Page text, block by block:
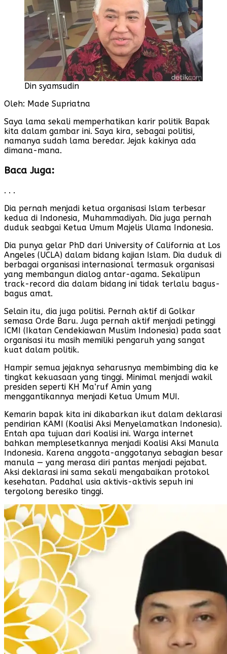
Din syamsudin
Oleh: Made Supriatna
Saya lama sekali memperhatikan karir politik Bapak
kita dalam gambar ini. Saya kira, sebagai politisi,
namanya sudah lama beredar. Jejak kakinya ada
dimana-mana.
Baca Juga:
. . .
Dia pernah menjadi ketua organisasi Islam terbesar
kedua di Indonesia, Muhammadiyah. Dia juga pernah
duduk seabgai Ketua Umum Majelis Ulama Indonesia.
Dia punya gelar PhD dari University of California at Los
Angeles (UCLA) dalam bidang kajian Islam. Dia duduk di
berbagai organisasi internasional termasuk organisasi
yang membangun dialog antar-agama. Sekalipun
track-record dia dalam bidang ini tidak terlalu bagus-
bagus amat.
Selain itu, dia juga politisi. Pernah aktif di Golkar
semasa Orde Baru. Juga pernah aktif menjadi petinggi
ICMI (Ikatan Cendekiawan Muslim Indonesia) pada saat
organisasi itu masih memiliki pengaruh yang sangat
kuat dalam politik.
Hampir semua jejaknya seharusnya membimbing dia ke
tingkat kekuasaan yang tinggi. Minimal menjadi wakil
presiden seperti KH Ma’ruf Amin yang
menggantikannya menjadi Ketua Umum MUI.
Kemarin bapak kita ini dikabarkan ikut dalam deklarasi
pendirian KAMI (Koalisi Aksi Menyelamatkan Indonesia).
Entah apa tujuan dari Koalisi ini. Warga internet
bahkan memplesetkannya menjadi Koalisi Aksi Manula
Indonesia. Karena anggota-anggotanya sebagian besar
manula — yang merasa diri pantas menjadi pejabat.
Aksi deklarasi ini sama sekali mengabaikan protokol
kesehatan. Padahal usia aktivis-aktivis sepuh ini
tergolong beresiko tinggi.